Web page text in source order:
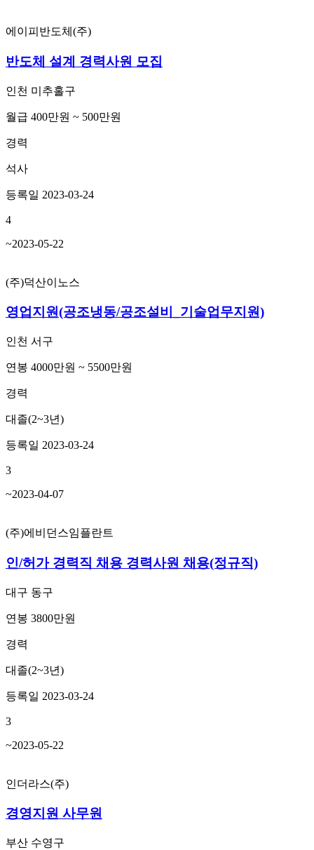
에이피반도체(주)
반도체 설계 경력사원 모집
인천 미추홀구
월급 400만원 ~ 500만원
경력
석사
등록일 2023-03-24
4
~2023-05-22
(주)덕산이노스
영업지원(공조냉동/공조설비_기술업무지원)
인천 서구
연봉 4000만원 ~ 5500만원
경력
대졸(2~3년)
등록일 2023-03-24
3
~2023-04-07
(주)에비던스임플란트
인/허가 경력직 채용 경력사원 채용(정규직)
대구 동구
연봉 3800만원
경력
대졸(2~3년)
등록일 2023-03-24
3
~2023-05-22
인더라스(주)
경영지원 사무원
부산 수영구